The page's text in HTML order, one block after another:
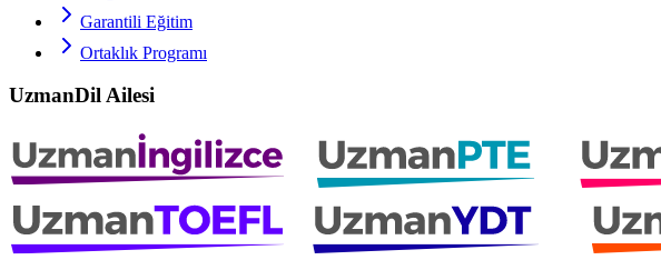
Garantili Eğitim
Ortaklık Programı
UzmanDil Ailesi